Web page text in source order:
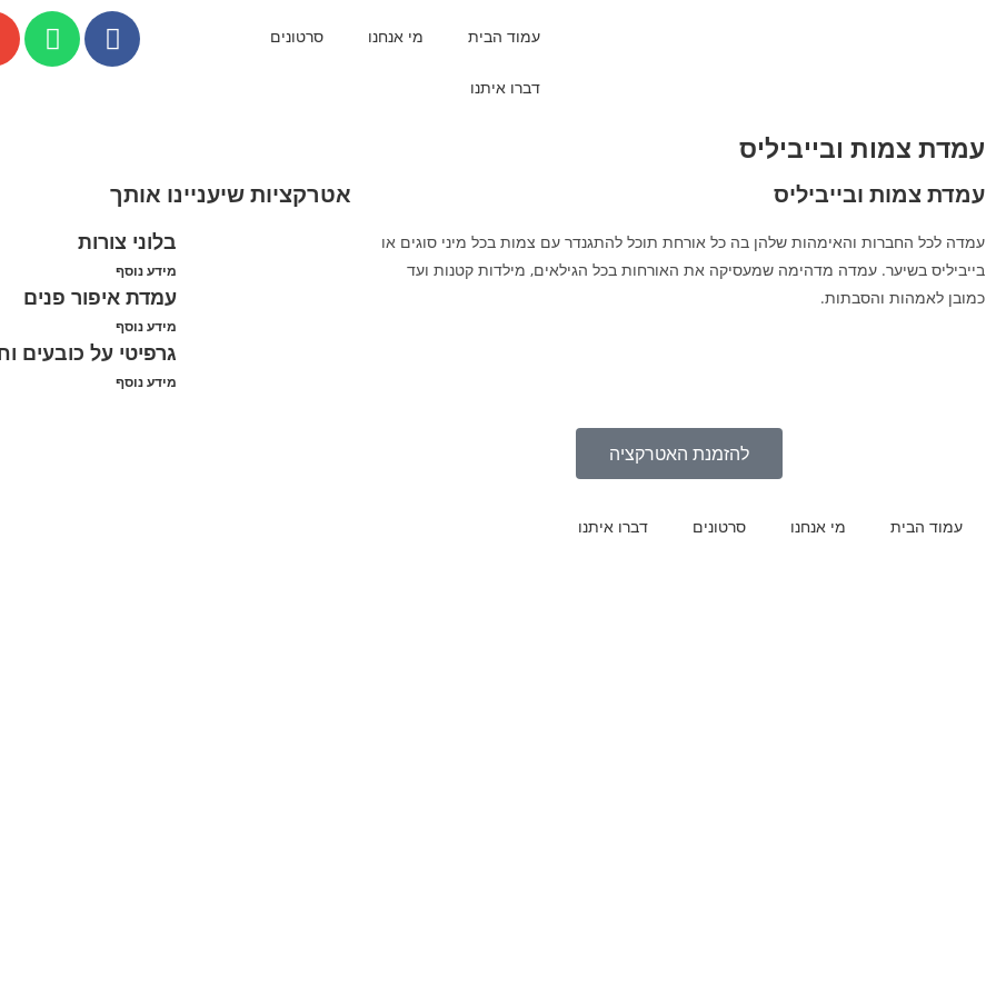
עמוד הבית מי אנחנו סרטונים
דברו איתנו
עמדת צמות ובייביליס
עמדת צמות ובייביליס
עמדה לכל החברות והאימהות שלהן בה כל אורחת תוכל להתגנדר עם צמות בכל מיני סוגים או
בייביליס בשיער. עמדה מדהימה שמעסיקה את האורחות בכל הגילאים, מילדות קטנות ועד
כמובן לאמהות והסבתות.
להזמנת האטרקציה
אטרקציות שיעניינו אותך
בלוני צורות
מידע נוסף
עמדת איפור פנים
מידע נוסף
גרפיטי על כובעים
מידע נוסף
עמוד הבית מי אנחנו סרטונים דברו איתנו